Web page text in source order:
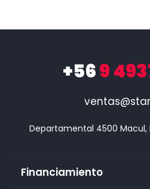
+569
Financiamiento